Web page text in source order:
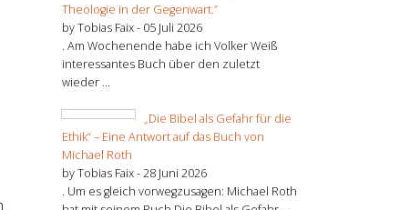
Theologie in der Gegenwart.”
by Tobias Faix - 05 Juli 2026
. Am Wochenende habe ich Volker Weiß
interessantes Buch über den zuletzt
wieder ...
„Die Bibel als Gefahr für die
Ethik“ – Eine Antwort auf das Buch von
Michael Roth
by Tobias Faix -28 Juni 2026
. Um es gleich vorwegzusagen: Michael Roth